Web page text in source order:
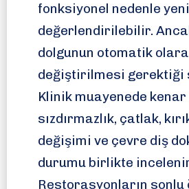
fonksiyonel nedenle
değerlendirilebilir.
dolgunun otomatik
değiştirilmesi gerektiği
Klinik muayenede kenar
sızdırmazlık, çatlak,
değişimi ve çevre diş
durumu birlikte
Restorasyonların sonlu